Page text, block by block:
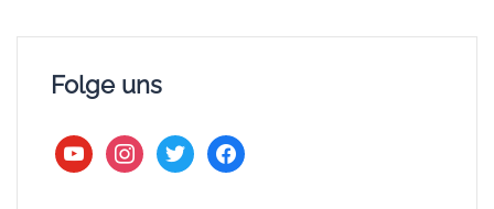
Unterstützt den Steine Kanal